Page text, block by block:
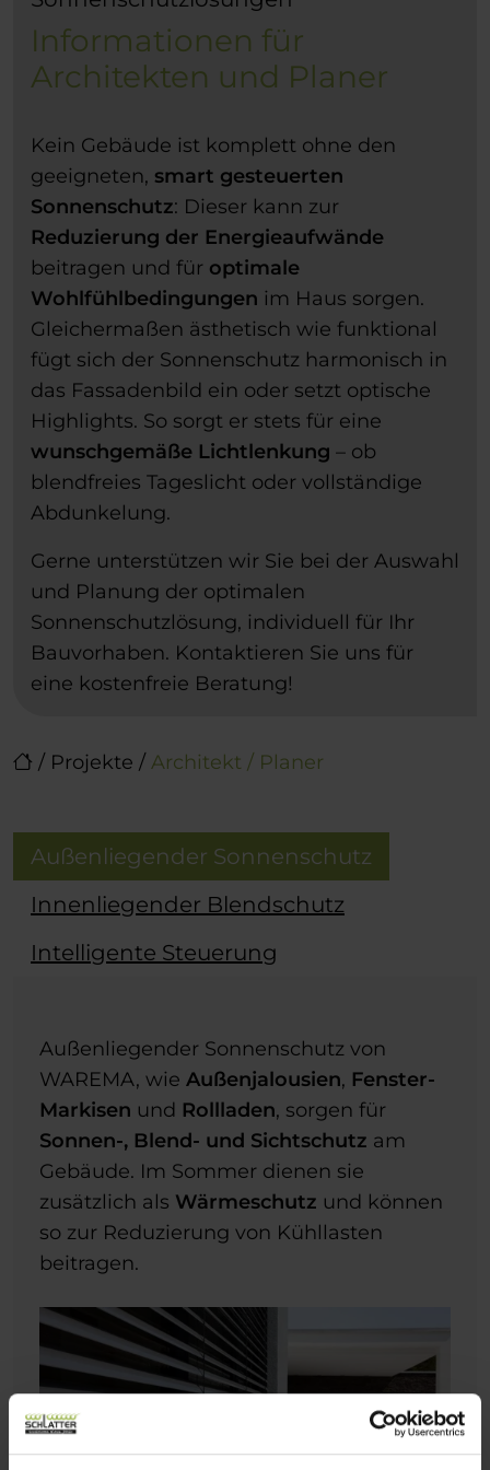
/ Projekte / Architekt / Planer
Informationen für
Architekten und Planer
Kein Gebäude ist komplett ohne den
geeigneten, smart gesteuerten
Sonnenschutz: Dieser kann zur
Reduzierung der Energieaufwände
beitragen und für optimale
Wohlfühlbedingungen im Haus sorgen.
Gleichermaßen ästhetisch wie funktional
fügt sich der Sonnenschutz harmonisch in
das Fassadenbild ein oder setzt optische
Highlights. So sorgt er stets für eine
wunschgemäße Lichtlenkung – ob
blendfreies Tageslicht oder vollständige
Abdunkelung.
Gerne unterstützen wir Sie bei der Auswahl
und Planung der optimalen
Sonnenschutzlösung, individuell für Ihr
Bauvorhaben. Kontaktieren Sie uns für
eine kostenfreie Beratung!
Außenliegender Sonnenschutz
Innenliegender Blendschutz
Intelligente Steuerung
Außenliegender Sonnenschutz von
WAREMA, wie Außenjalousien, Fenster-
Markisen und Rollladen, sorgen für
Sonnen-, Blend- und Sichtschutz am
Gebäude. Im Sommer dienen sie
zusätzlich als Wärmeschutz und können
so zur Reduzierung von Kühllasten
beitragen.